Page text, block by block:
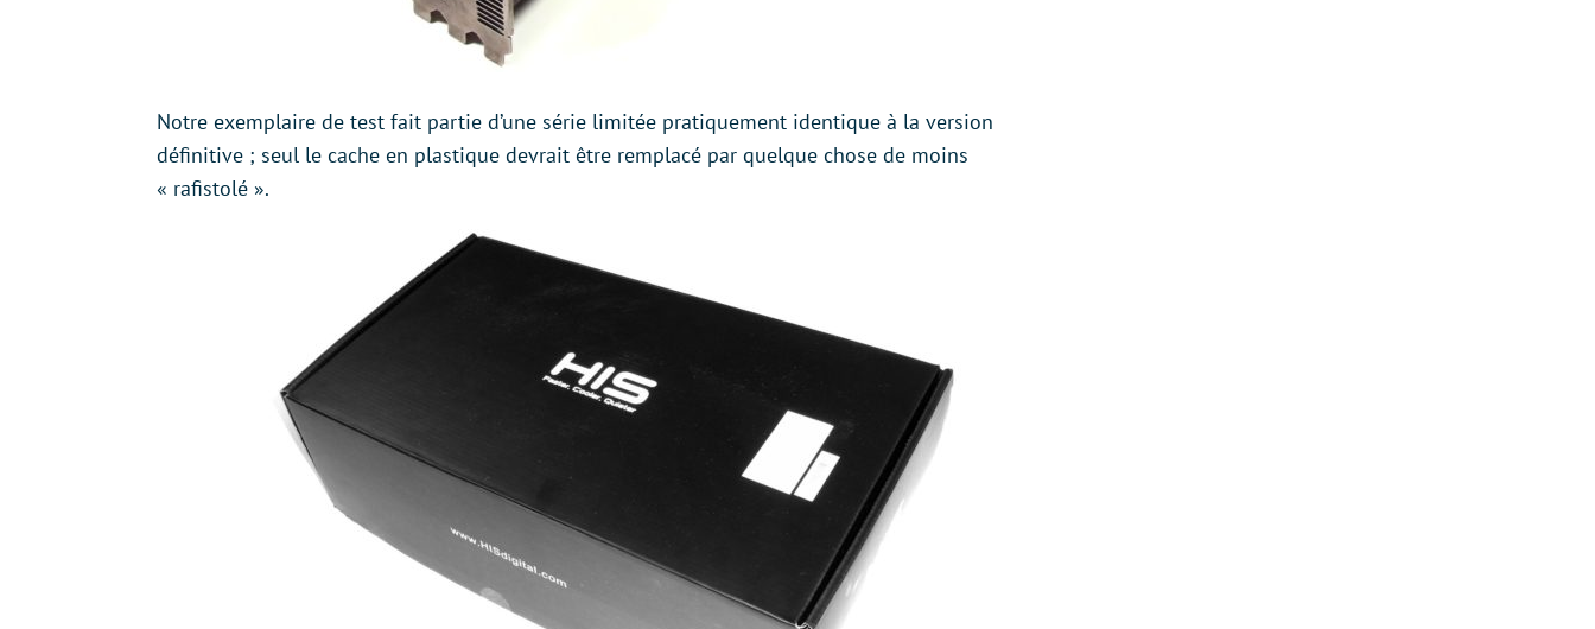
Notre exemplaire de test fait partie d’une série limitée pratiquement identique à la version
définitive ; seul le cache en plastique devrait être remplacé par quelque chose de moins
« rafistolé ».